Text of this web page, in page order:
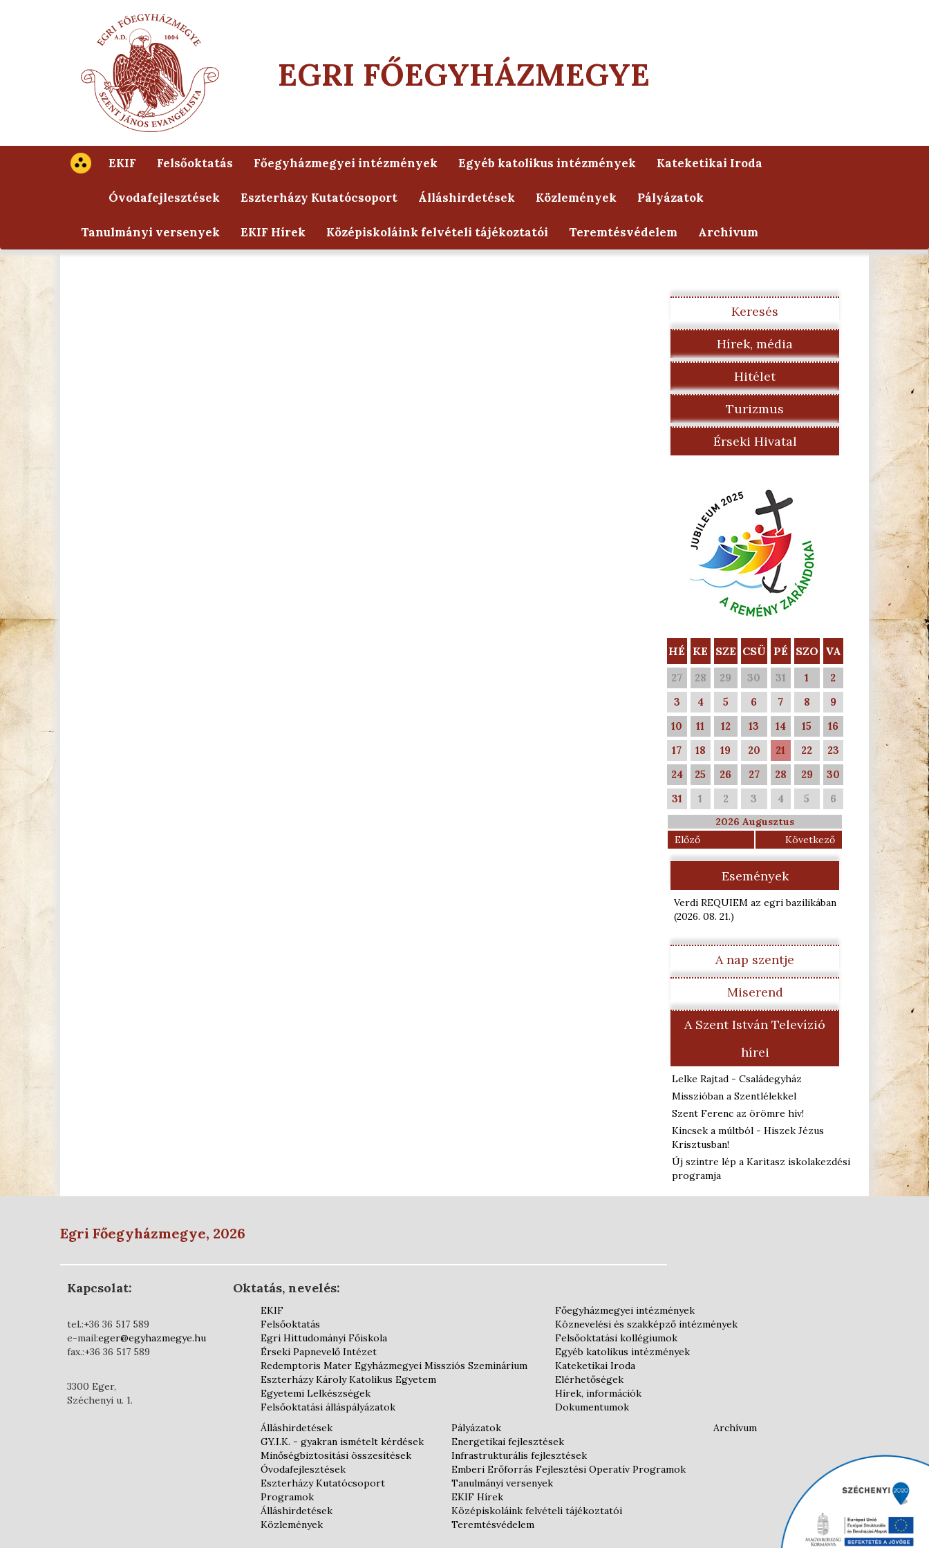
EGRI FŐEGYHÁZMEGYE
EKIF Felsőoktatás Főegyházmegyei intézmények Egyéb katolikus intézmények Kateketikai Iroda
Óvodafejlesztések Eszterházy Kutatócsoport Álláshirdetések Közlemények Pályázatok
Tanulmányi versenyek EKIF Hírek Középiskoláink felvételi tájékoztatói Teremtésvédelem Archívum
Keresés
Hírek, média
Hitélet
Turizmus
Érseki Hivatal
HÉ KE SZE CSÜ PÉ SZO VA
27 28 29 30 31 1
2
3
4 5 6 7 8
9
10
11 12 13 14 15
16
17
18 19 20 21 22
23
24
25 26 27 28 29
30
31
1 2 3 4 5 6
2026 Augusztus
Előző
Következő
Események
Verdi REQUIEM az egri bazilikában
(2026. 08. 21.)
A nap szentje
Miserend
A Szent István Televízió
hírei
Lelke Rajtad - Családegyház
Misszióban a Szentlélekkel
Szent Ferenc az örömre hív!
Kincsek a múltból - Hiszek Jézus
Krisztusban!
Új szintre lép a Karitasz iskolakezdési
programja
Egri Főegyházmegye, 2026
Kapcsolat:
tel.:+36 36 517 589
e-mail:eger@egyhazmegye.hu
fax.:+36 36 517 589
3300 Eger,
Széchenyi u. 1.
Oktatás, nevelés:
EKIF
Felsőoktatás
Egri Hittudományi Főiskola
Érseki Papnevelő Intézet
Redemptoris Mater Egyházmegyei Missziós Szeminárium
Eszterházy Károly Katolikus Egyetem
Egyetemi Lelkészségek
Felsőoktatási álláspályázatok
Főegyházmegyei intézmények
Köznevelési és szakképző intézmények
Felsőoktatási kollégiumok
Egyéb katolikus intézmények
Kateketikai Iroda
Elérhetőségek
Hírek, információk
Dokumentumok
Álláshirdetések
GY.I.K. - gyakran ismételt kérdések
Minőségbiztosítási összesítések
Óvodafejlesztések
Eszterházy Kutatócsoport
Programok
Álláshirdetések
Közlemények
Pályázatok
Energetikai fejlesztések
Infrastrukturális fejlesztések
Emberi Erőforrás Fejlesztési Operatív Programok
Tanulmányi versenyek
EKIF Hírek
Középiskoláink felvételi tájékoztatói
Teremtésvédelem
Archívum